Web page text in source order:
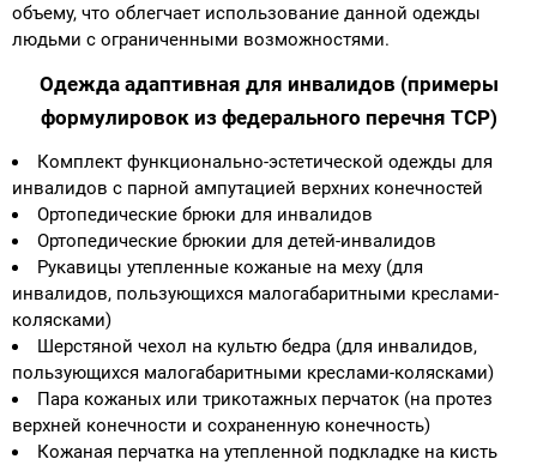
объему, что облегчает использование данной одежды
людьми с ограниченными возможностями.
Одежда адаптивная для инвалидов (примеры
формулировок из федерального перечня ТСР)
Комплект функционально-эстетической одежды для
инвалидов с парной ампутацией верхних конечностей
Ортопедические брюки для инвалидов
Ортопедические брюкии для детей-инвалидов
Рукавицы утепленные кожаные на меху (для
инвалидов, пользующихся малогабаритными креслами-
колясками)
Шерстяной чехол на культю бедра (для инвалидов,
пользующихся малогабаритными креслами-колясками)
Пара кожаных или трикотажных перчаток (на протез
верхней конечности и сохраненную конечность)
Кожаная перчатка на утепленной подкладке на кисть
Одежда ортопедическая (адаптивная) для
инвалидов
Индивидуальное изготовление